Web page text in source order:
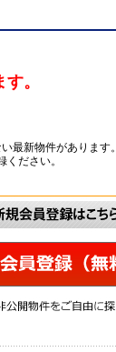
。
最新物件があります。
ださい。